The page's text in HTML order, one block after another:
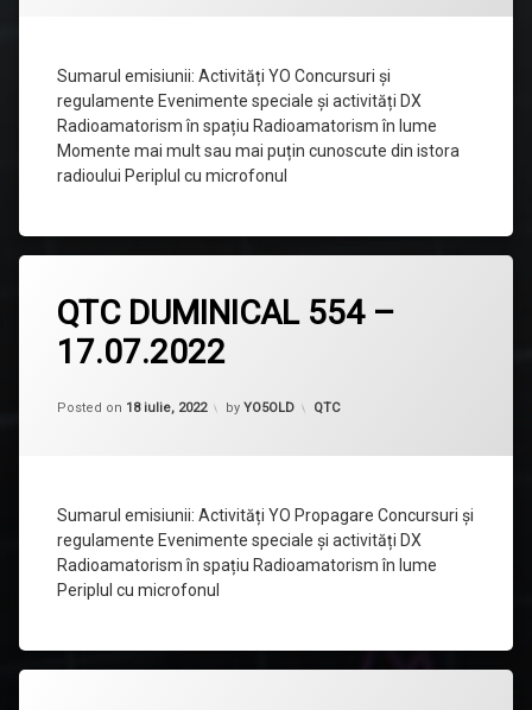
Sumarul emisiunii: Activități YO Concursuri și
regulamente Evenimente speciale și activități DX
Radioamatorism în spațiu Radioamatorism în lume
Momente mai mult sau mai puțin cunoscute din istora
radioului Periplul cu microfonul
QTC DUMINICAL 554 –
17.07.2022
Posted on 18 iulie, 2022 by YO5OLD Categorii:
QTC
Sumarul emisiunii: Activități YO Propagare Concursuri și
regulamente Evenimente speciale și activități DX
Radioamatorism în spațiu Radioamatorism în lume
Periplul cu microfonul
un
comentariu
la
QTC
554